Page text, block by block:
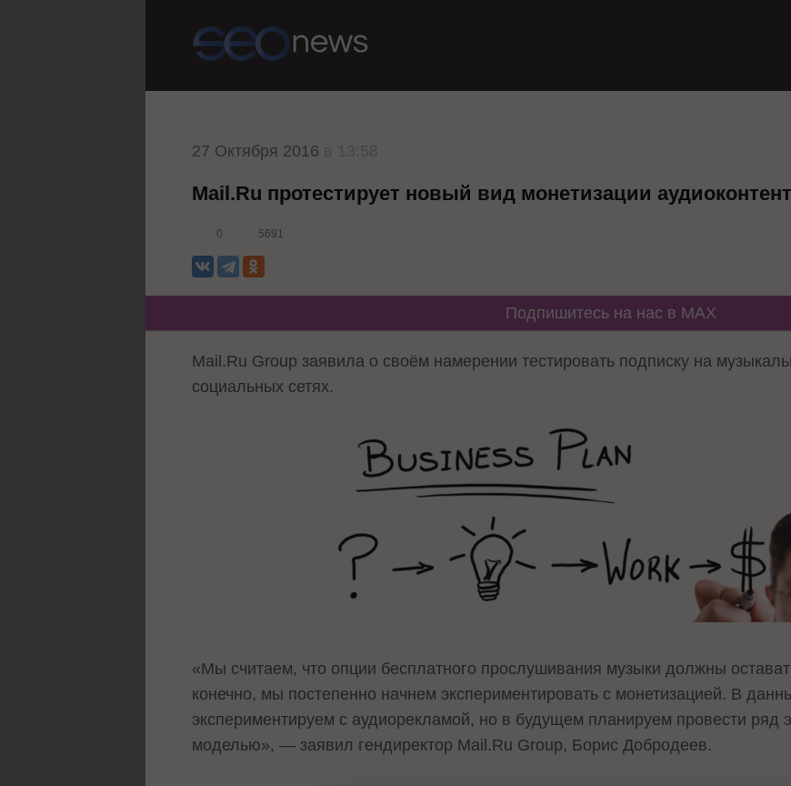
27 Октября 2016
Mail.Ru протестирует новый вид монетизации
0 5691
Подпишитесь на нас в MAX
Mail.Ru Group заявила о своём намерении тестировать подписку на
социальных сетях.
«Мы считаем, что опции бесплатного прослушивания музыки должны
конечно, мы постепенно начнем экспериментировать с монетизацией. В
экспериментируем с аудиорекламой, но в будущем планируем провести ряд
моделью», — заявил гендиректор Mail.Ru Group, Борис Добродеев.